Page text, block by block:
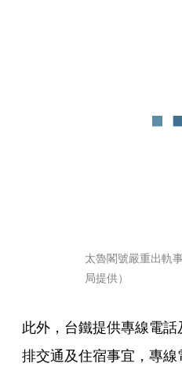
太魯閣號嚴重出軌
局提供）
此外，台鐵提供專線電
排交通及住宿事宜，專